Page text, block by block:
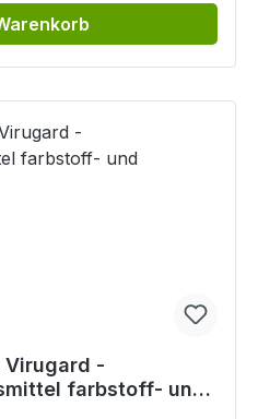
Virugard -
farbstoff- und